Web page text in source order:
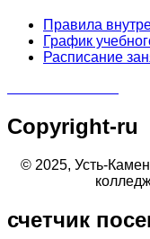
Правила
График
Расписание
Copyright-ru
© 2025, Усть-
счетчик